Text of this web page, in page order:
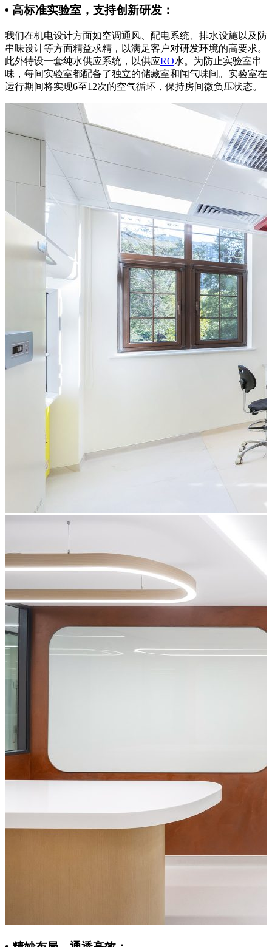
• 高标准实验室，支持创新研发：
我们在机电设计方面如空调通风、配电系统、排水设施以及防
串味设计等方面精益求精，以满足客户对研发环境的高要求。
此外特设一套纯水供应系统，以供应RO水。为防止实验室串
味，每间实验室都配备了独立的储藏室和闻气味间。实验室在
运行期间将实现6至12次的空气循环，保持房间微负压状态。